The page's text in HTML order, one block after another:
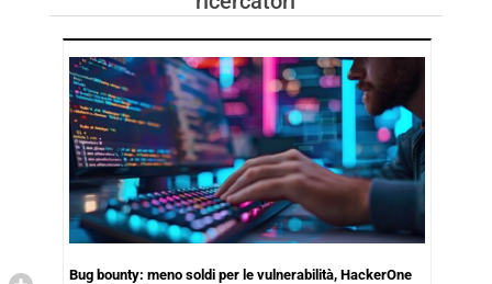
TRENDS
Bug bounty: meno soldi per le vulnerabilità, HackerOne